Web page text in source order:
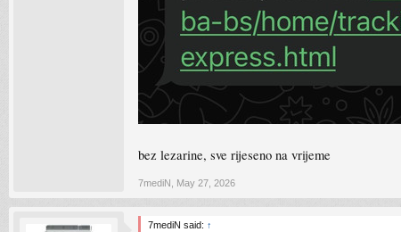
bez lezarine, sve rijeseno na vrijeme
7mediN May 27, 2026
7mediN said: ↑